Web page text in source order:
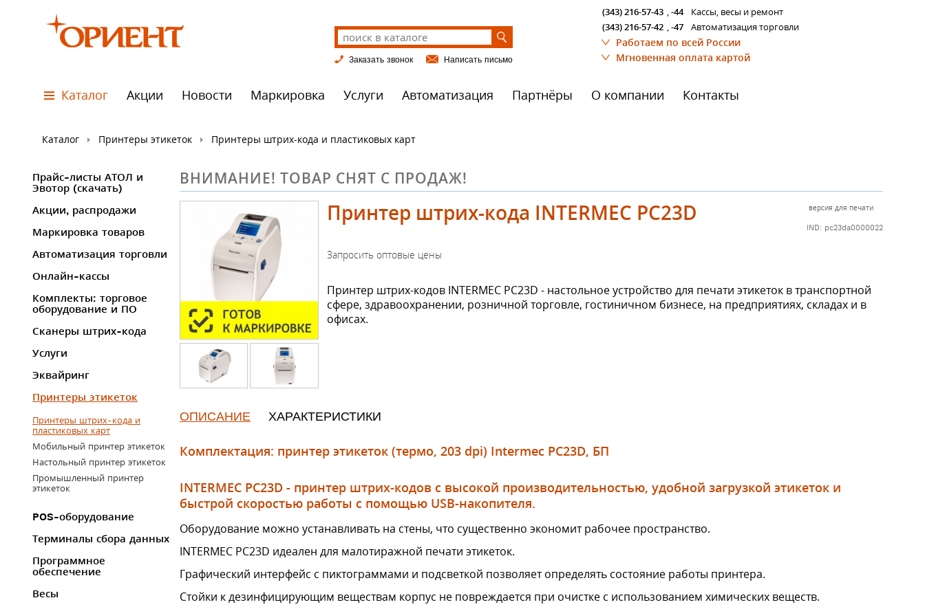
Заказать звонок Написать письмо
(343) 216-57-43 ,-44
Кассы, весы и ремонт
(343) 216-57-42 ,-47 Автоматизация торговли
Работаем по всей России
Мгновенная оплата картой
Каталог Акции Новости Маркировка Услуги Автоматизация Партнёры О компании Контакты
Каталог Принтеры этикеток Принтеры штрих-кода и пластиковых карт
Прайс-листы АТОЛ и
Эвотор (скачать)
Акции, распродажи
Маркировка товаров
Автоматизация торговли
Онлайн-кассы
Комплекты: торговое
оборудование и ПО
Сканеры штрих-кода
Услуги
Эквайринг
Принтеры этикеток
Принтеры штрих-кода и
пластиковых карт
Мобильный принтер этикеток
Настольный принтер этикеток
Промышленный принтер
этикеток
POS-оборудование
Терминалы сбора данных
Программное
обеспечение
Весы
ВНИМАНИЕ! ТОВАР СНЯТ С ПРОДАЖ!
версия для печати
IND: pc23da0000022
Принтер штрих-кода INTERMEC PC23D
Принтер штрих-кодов INTERMEC PC23D - настольное устройство для печати этикеток в транспортной
сфере, здравоохранении, розничной торговле, гостиничном бизнесе, на предприятиях, складах и в
офисах.
ОПИСАНИЕ ХАРАКТЕРИСТИКИ
Комплектация: принтер этикеток (термо, 203 dpi) Intermec PC23D, БП
INTERMEC PC23D - принтер штрих-кодов с высокой производительностью, удобной загрузкой этикеток и
быстрой скоростью работы с помощью USB-накопителя.
Оборудование можно устанавливать на стены, что существенно экономит рабочее пространство.
INTERMEC PC23D идеален для малотиражной печати этикеток.
Графический интерфейс с пиктограммами и подсветкой позволяет определять состояние работы принтера.
Стойки к дезинфицирующим веществам корпус не повреждается при очистке с использованием химических веществ.